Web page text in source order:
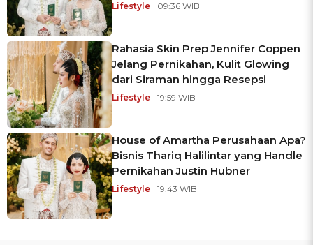
Lifestyle | 09:36 WIB
Rahasia Skin Prep Jennifer Coppen
Jelang Pernikahan, Kulit Glowing
dari Siraman hingga Resepsi
Lifestyle | 19:59 WIB
House of Amartha Perusahaan Apa?
Bisnis Thariq Halilintar yang Handle
Pernikahan Justin Hubner
Lifestyle | 19:43 WIB